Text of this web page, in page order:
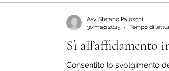
Sì all’affidamento
Consentito lo svolgimento
Avv. Stefano Paloschi
30 mag 2025
Tempo di